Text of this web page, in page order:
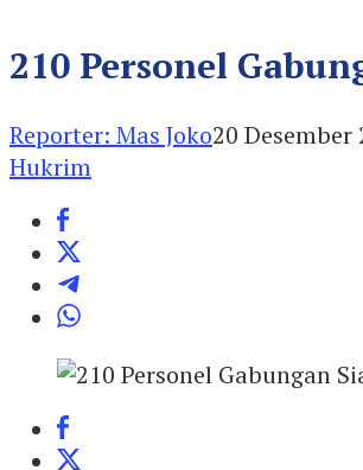
210 Personel
Reporter: Mas Joko20 Desember
Hukrim